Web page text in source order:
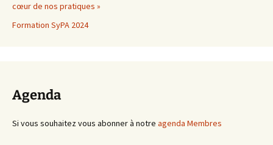
cœur de nos pratiques »
Formation SyPA 2024
Agenda
Si vous souhaitez vous abonner à notre agenda Membres